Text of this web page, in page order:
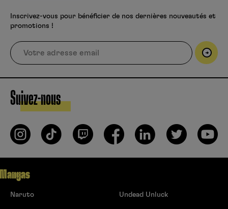
Inscrivez-vous pour bénéficier de nos dernières nouveautés et
promotions !
Suivez-nous
Mangas
Naruto Undead Unluck